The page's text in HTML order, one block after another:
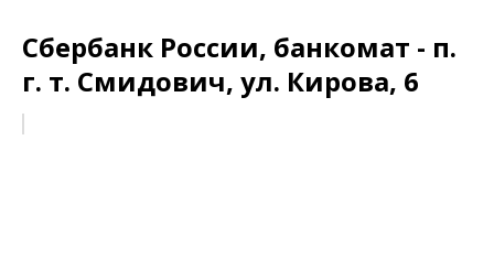
Сбербанк России, банкомат - п.
г. т. Смидович, ул. Кирова, 6